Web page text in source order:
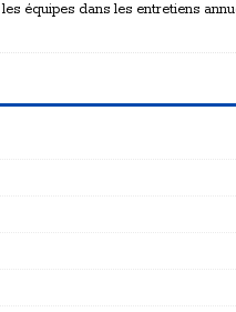
équipes dans les entretiens